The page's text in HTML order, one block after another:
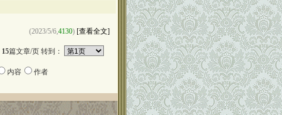
(2023/5/6,4130) [查看全文]
15篇文章/页 转到：
内容 作者